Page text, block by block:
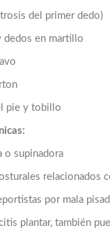
del primer dedo)
dedos en martillo
pie y tobillo
o supinadora
relacionados
por mala
plantar, también